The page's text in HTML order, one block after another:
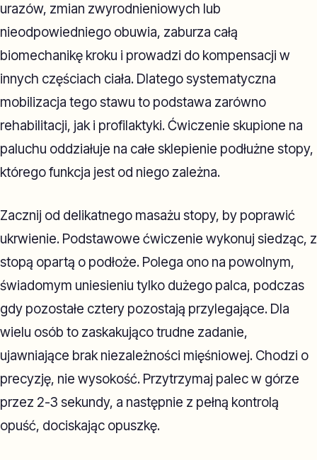
urazów, zmian zwyrodnieniowych lub
nieodpowiedniego obuwia, zaburza całą
biomechanikę kroku i prowadzi do kompensacji w
innych częściach ciała. Dlatego systematyczna
mobilizacja tego stawu to podstawa zarówno
rehabilitacji, jak i profilaktyki. Ćwiczenie skupione na
paluchu oddziałuje na całe sklepienie podłużne stopy,
którego funkcja jest od niego zależna.
Zacznij od delikatnego masażu stopy, by poprawić
ukrwienie. Podstawowe ćwiczenie wykonuj siedząc, z
stopą opartą o podłoże. Polega ono na powolnym,
świadomym uniesieniu tylko dużego palca, podczas
gdy pozostałe cztery pozostają przylegające. Dla
wielu osób to zaskakująco trudne zadanie,
ujawniające brak niezależności mięśniowej. Chodzi o
precyzję, nie wysokość. Przytrzymaj palec w górze
przez 2-3 sekundy, a następnie z pełną kontrolą
opuść, dociskając opuszkę.